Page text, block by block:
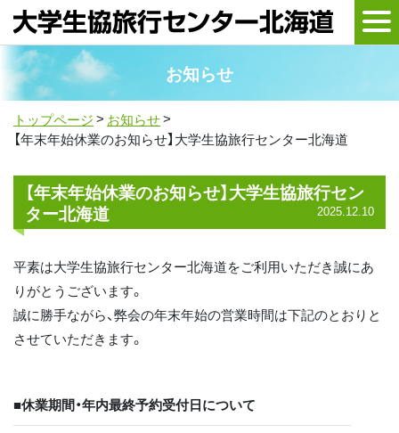
国内宿泊・企画
都市間バス
レンタカー
アソビュー！
お知らせ
トップページ
お知らせ
【年末年始休業のお知らせ】大学生協旅行センター北海道
【年末年始休業のお知らせ】大学生協旅行セン
ター北海道
2025.12.10
平素は大学生協旅行センター北海道をご利用いただき誠にあ
りがとうございます。
誠に勝手ながら、弊会の年末年始の営業時間は下記のとおりと
させていただきます。
■休業期間・年内最終予約受付日について